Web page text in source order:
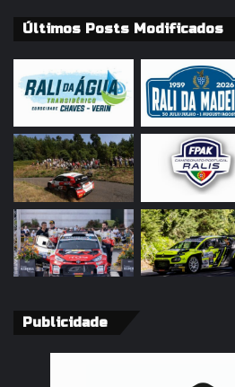
Últimos Posts Modificados
Publicidade